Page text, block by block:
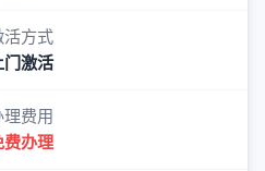
活方式
门激活
理费用
费办理